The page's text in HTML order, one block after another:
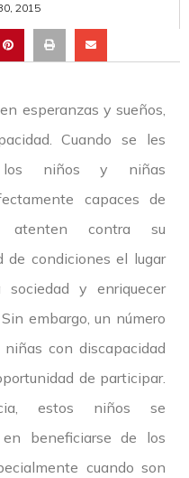
2015
esperanzas y sueños,
Cuando se les
los niños y niñas
capaces de
atenten contra su
de condiciones el lugar
y enriquecer
embargo, un número
con discapacidad
de participar.
estos niños se
beneficiarse de los
cuando son